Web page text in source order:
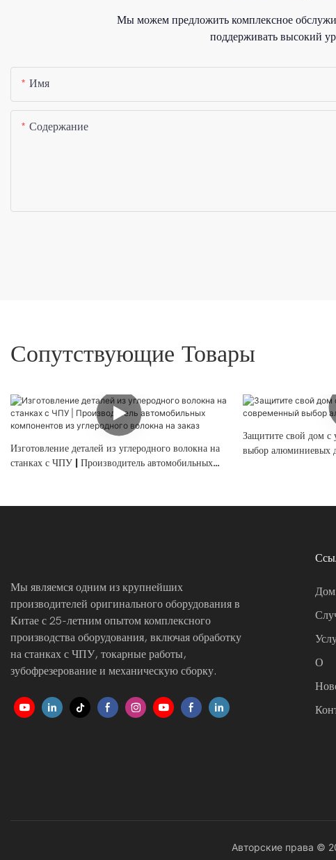
Мы можем предложить комплексное
поддерживать высокий
Имя
Содержание
Сопутствующие Товары
Изготовление деталей из углеродного волокна на
станках с ЧПУ | Производитель автомобильных
Защитите свой дом с
выбор алюминиевых
Мы являемся одним из крупнейших
производителей оригинального оборудования в
Китае с 25-летним опытом комплексного
производства оборудования, включая обработку
на станках с ЧПУ, токарные работы,
зубофрезерование и механическую сборку.
Дом
О
Авторские права ©